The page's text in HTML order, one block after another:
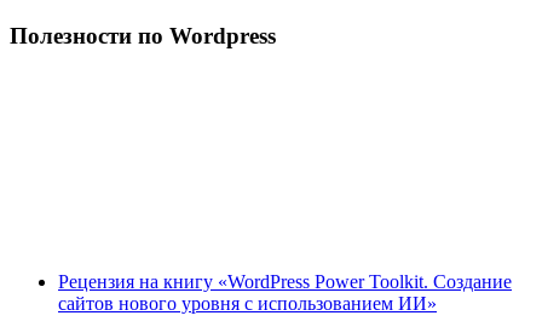
Полезности по Wordpress
Рецензия на книгу «WordPress Power Toolkit. Создание
сайтов нового уровня с использованием ИИ»